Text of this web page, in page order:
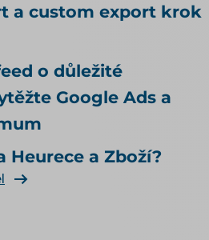
a custom export krok
o důležité
Google Ads a
Heurece a Zboží?